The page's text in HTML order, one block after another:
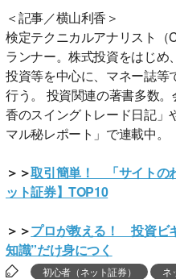
＜記事／横山利香＞
検定テクニカルアナリスト（
ランナー。株式投資をはじ
投資等を中心に、マネー誌等
行う。 投資関連の著書多数
香のスイングトレード日記」
マル秘レポート」で連載中。
＞＞取引簡単！ 「サイトの
ット証券】TOP10
＞＞プロが教える！ 投資ビ
知識”だけ身につく
初心者（ネット証券） ネ